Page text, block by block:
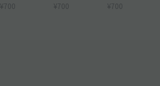
¥700 ¥700 ¥700